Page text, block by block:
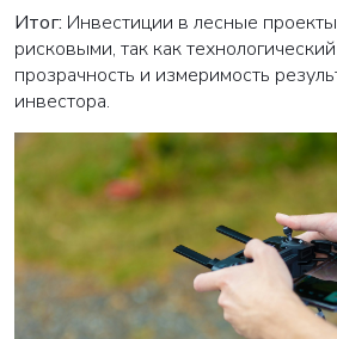
Итог: Инвестиции в лесные
рисковыми, так как
прозрачность и измеримость
инвестора.